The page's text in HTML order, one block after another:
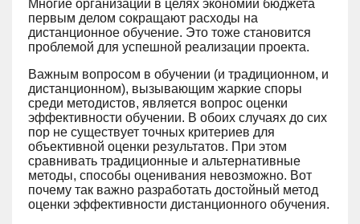
Многие организации в целях экономии бюджета
первым делом сокращают расходы на
дистанционное обучение. Это тоже становится
проблемой для успешной реализации проекта.
Важным вопросом в обучении (и традиционном, и
дистанционном), вызывающим жаркие споры
среди методистов, является вопрос оценки
эффективности обучении. В обоих случаях до сих
пор не существует точных критериев для
объективной оценки результатов. При этом
сравнивать традиционные и альтернативные
методы, способы оценивания невозможно. Вот
почему так важно разработать достойный метод
оценки эффективности дистанционного обучения.